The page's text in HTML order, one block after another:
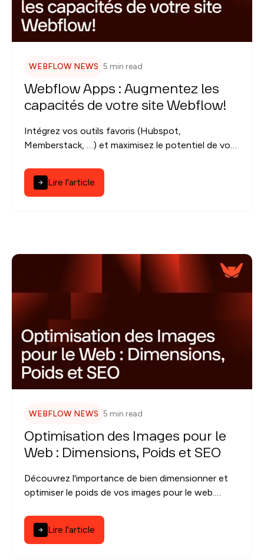
WEBFLOW NEWS 5 min read
Webflow Apps : Augmentez les
capacités de votre site Webflow!
Intégrez vos outils favoris (Hubspot,
Memberstack, …) et maximisez le potentiel de vos
Lire l'article
WEBFLOW NEWS 5 min read
Optimisation des Images pour le
Web : Dimensions, Poids et SEO
Découvrez l'importance de bien dimensionner et
optimiser le poids de vos images pour le web.
utilisateur et votre référencement SEO grâce à
nos conseils pratiques.
Lire l'article